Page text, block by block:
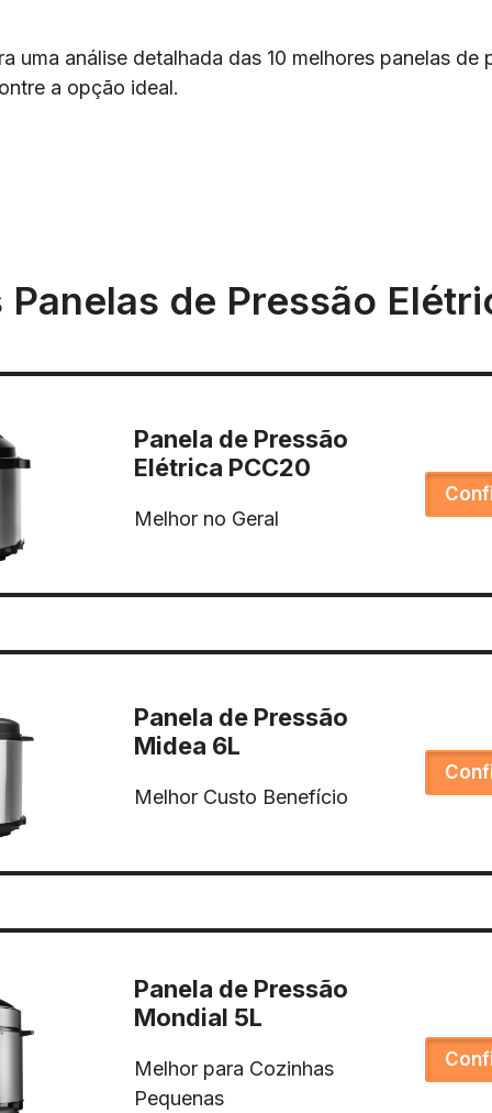
uma análise detalhada das 10 melhores panelas de
a opção ideal.
de Pressão
Panela de Pressão
Elétrica PCC20
Melhor no Geral
Panela de Pressão
Midea 6L
Melhor Custo Benefício
Panela de Pressão
Mondial 5L
Melhor para Cozinhas
Pequenas